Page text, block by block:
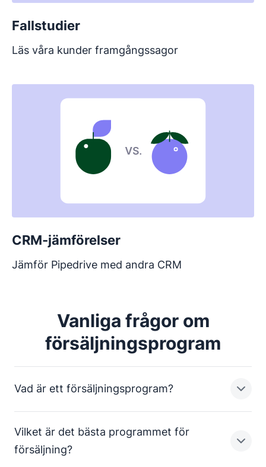
Fallstudier
Läs våra kunder framgångssagor
CRM-jämförelser
Jämför Pipedrive med andra CRM
Vanliga frågor om
försäljningsprogram
Vad är ett försäljningsprogram?
Företag använder otaliga
Vilket är det bästa programmet för
försäljning?